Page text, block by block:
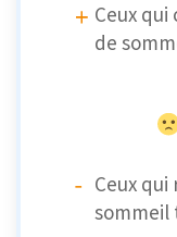
Ceux
de
Ceux
sommeil